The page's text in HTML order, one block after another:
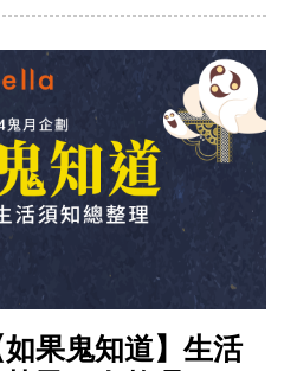
果鬼知道】生活